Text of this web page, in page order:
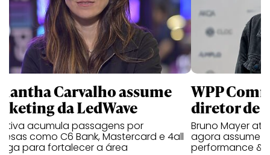
Carvalho assume
da LedWave
acumula passagens por
como C6 Bank, Mastercard e 4all
para fortalecer a área
WPP
diretor de
Bruno Mayer
agora assume
performance &